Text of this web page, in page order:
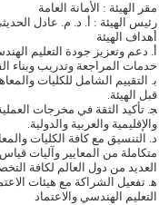
مقر الهيئة : الأمانة العامة
رئيس الهيئة : أ. د. م. عادل
أهداف الهيئة
أ. دعم وتعزيز جودة التعليم
خدمات المراجعة وتدريب وبناء
ﺑ. التقييم الشامل للكليات
قبل الهيئة.
ﺠ. تأكيد الثقة في مخرجات
والإقليمية والعربية والدولية.
د. التنسيق مع كافة الكليات
متكاملة من المعايير وآليات
العديد من دول العالم لكافة
ﮬ. تفعيل الشراكة مع هيئات
التعليم الهندسي والاعتماد